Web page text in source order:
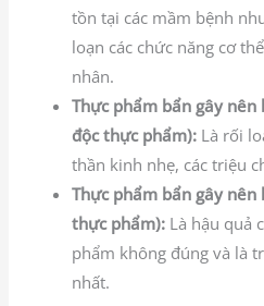
tồn tại các mầm bệnh
loạn các chức năng cơ
nhân.
Thực phẩm bẩn gây
độc thực phẩm): Là rối
thần kinh nhẹ, các triệu
Thực phẩm bẩn gây
thực phẩm): Là hậu quả
phẩm không đúng và là
nhất.